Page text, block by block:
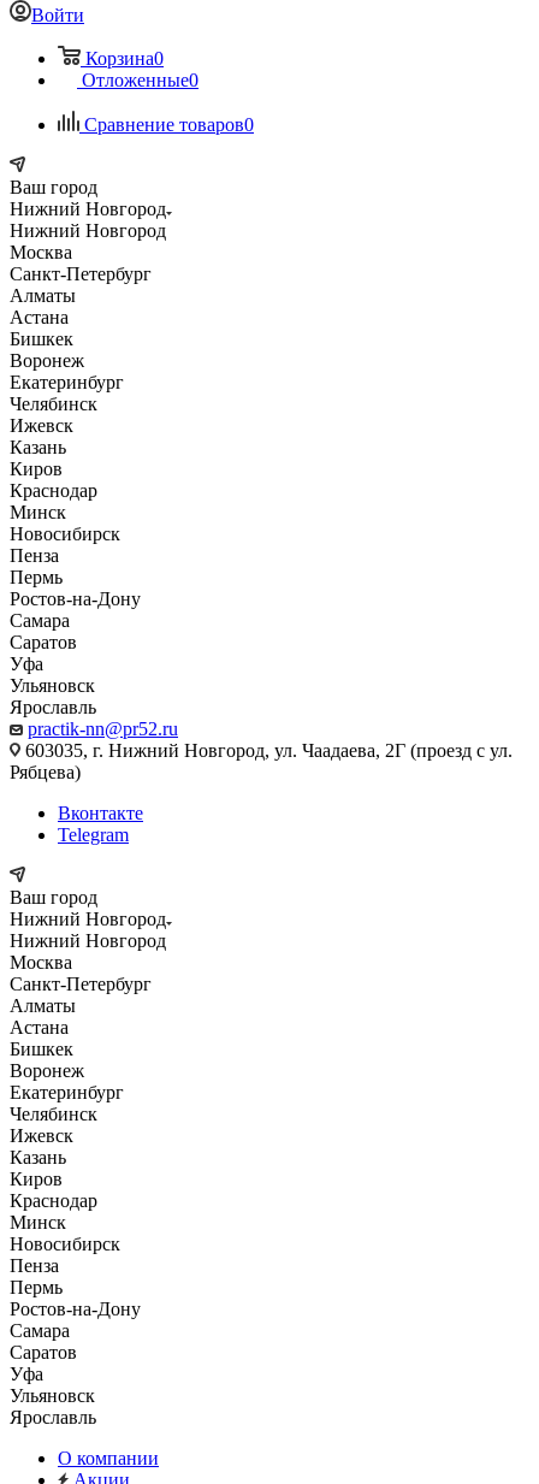
Войти
Корзина0
Отложенные0
Сравнение товаров0
Ваш город
Нижний Новгород
Нижний Новгород
Москва
Санкт-Петербург
Алматы
Астана
Бишкек
Воронеж
Екатеринбург
Челябинск
Ижевск
Казань
Киров
Краснодар
Минск
Новосибирск
Пенза
Пермь
Ростов-на-Дону
Самара
Саратов
Уфа
Ульяновск
Ярославль
practik-nn@pr52.ru
603035, г. Нижний Новгород, ул. Чаадаева, 2Г (проезд с ул.
Рябцева)
Вконтакте
Telegram
Ваш город
Нижний Новгород
Нижний Новгород
Москва
Санкт-Петербург
Алматы
Астана
Бишкек
Воронеж
Екатеринбург
Челябинск
Ижевск
Казань
Киров
Краснодар
Минск
Новосибирск
Пенза
Пермь
Ростов-на-Дону
Самара
Саратов
Уфа
Ульяновск
Ярославль
О компании
Акции